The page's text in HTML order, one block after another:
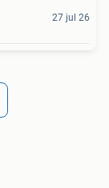
27 jul 26